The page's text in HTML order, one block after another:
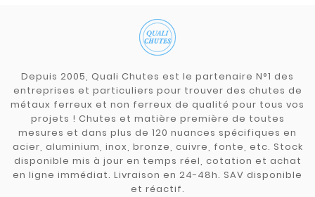
Depuis 2005, Quali Chutes est le partenaire N°1 des
entreprises et particuliers pour trouver des chutes de
métaux ferreux et non ferreux de qualité pour tous vos
projets ! Chutes et matière première de toutes
mesures et dans plus de 120 nuances spécifiques en
acier, aluminium, inox, bronze, cuivre, fonte, etc. Stock
disponible mis à jour en temps réel, cotation et achat
en ligne immédiat. Livraison en 24-48h. SAV disponible
et réactif.